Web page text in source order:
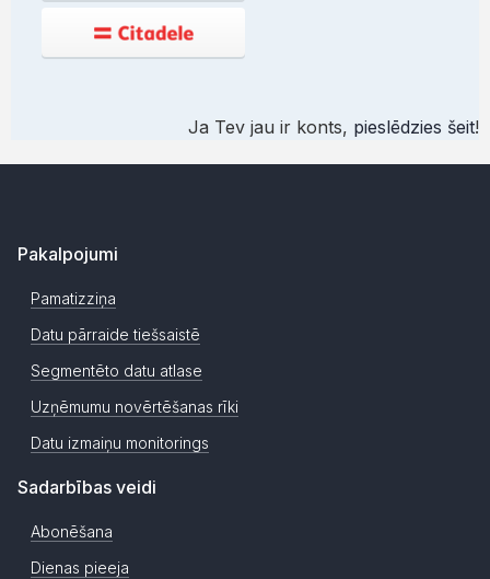
Ja Tev jau ir konts, pieslēdzies šeit!
Pakalpojumi
Pamatizziņa
Datu pārraide tiešsaistē
Segmentēto datu atlase
Uzņēmumu novērtēšanas rīki
Datu izmaiņu monitorings
Sadarbības veidi
Abonēšana
Dienas pieeja